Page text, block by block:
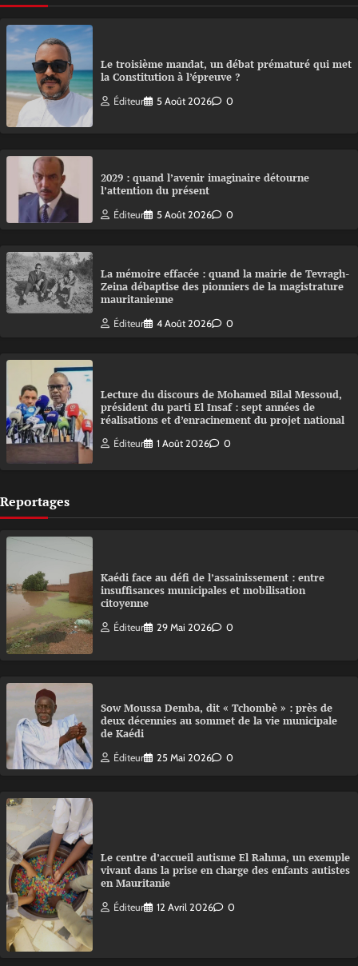
Le troisième mandat, un débat prématuré qui met
la Constitution à l’épreuve ?
Éditeur 5 Août 2026 0
2029 : quand l’avenir imaginaire détourne
l’attention du présent
Éditeur 5 Août 2026 0
La mémoire effacée : quand la mairie de Tevragh-
Zeina débaptise des pionniers de la magistrature
mauritanienne
Éditeur 4 Août 2026 0
Lecture du discours de Mohamed Bilal Messoud,
président du parti El Insaf : sept années de
réalisations et d’enracinement du projet national
Éditeur 1 Août 2026 0
Reportages
Kaédi face au défi de l’assainissement : entre
insuffisances municipales et mobilisation
citoyenne
Éditeur 29 Mai 2026 0
Sow Moussa Demba, dit « Tchombè » : près de
deux décennies au sommet de la vie municipale
de Kaédi
Éditeur 25 Mai 2026 0
Le centre d’accueil autisme El Rahma, un exemple
vivant dans la prise en charge des enfants autistes
en Mauritanie
Éditeur 12 Avril 2026 0